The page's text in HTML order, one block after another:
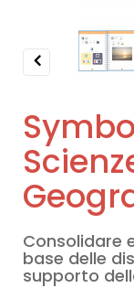
Consolidare
base delle
supporto